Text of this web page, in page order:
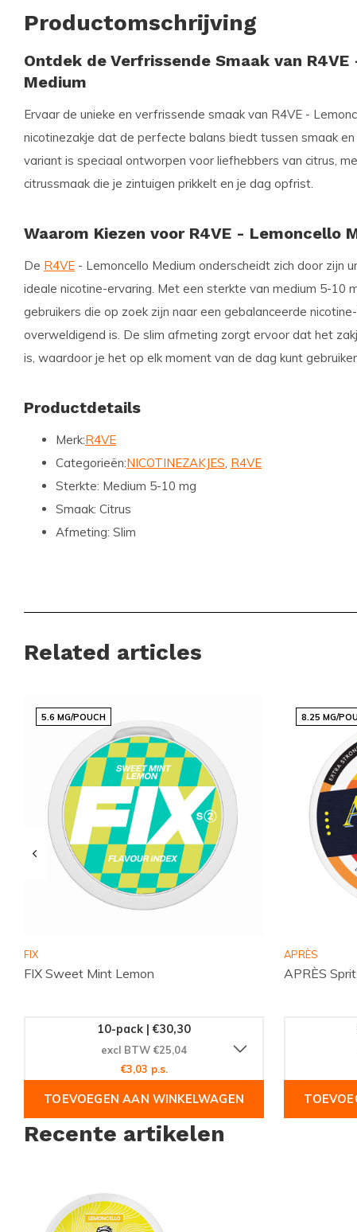
Productomschrijving
Ontdek de Verfrissende Smaak van
Medium
Ervaar de unieke en verfrissende smaak van R4VE -
nicotinezakje dat de perfecte balans biedt tussen smaak
variant is speciaal ontworpen voor liefhebbers van citrus,
citrussmaak die je zintuigen prikkelt en je dag opfrist.
Waarom Kiezen voor R4VE - Lemoncello
De R4VE - Lemoncello Medium onderscheidt zich door zijn
ideale nicotine-ervaring. Met een sterkte van medium 5-10
gebruikers die op zoek zijn naar een gebalanceerde
overweldigend is. De slim afmeting zorgt ervoor dat het
is, waardoor je het op elk moment van de dag kunt
Productdetails
Merk:R4VE
Categorieën:NICOTINEZAKJES R4VE
Sterkte: Medium 5-10 mg
Smaak: Citrus
Afmeting: Slim
Bij Snussie.com streven we ernaar om je de beste
iedereen die op zoek is naar een verfrissende en
proberen.
Wacht niet langer
en voeg de R4VE - Lemoncello Medium
winkelmandje. Ervaar de verfrissende smaak en de
een boost geeft. Bestel nu en sluit je aan bij de tevreden
vertrouwen op Snussie.com voor hun nicotineproducten.
Related articles
5.6 MG/POUCH
FIX
FIX Sweet Mint Lemon
10-pack | €30,30
excl BTW €25,04
€3,03 p.s.
TOEVOEGEN AAN WINKELWAGEN
8.25 MG/
APRÈS
APRÈS
Recente artikelen